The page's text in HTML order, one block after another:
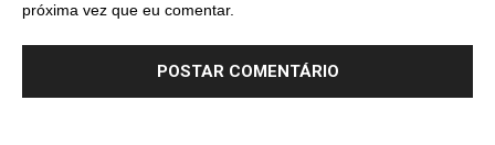
próxima vez que eu comentar.